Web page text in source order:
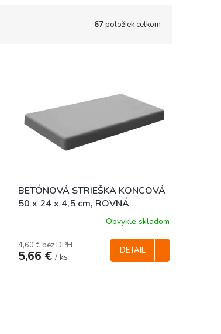
67položiek celkom
BETÓNOVÁ STRIEŠKA KONCOVÁ
50 x 24 x 4,5 cm, ROVNÁ
Obvykle skladom
4,60 € bez DPH
5,66 € / ks
DETAIL